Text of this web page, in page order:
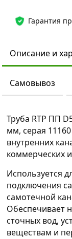
Гарантия
Описание и
Самовывоз
Труба RTP ПП
мм, серая
внутренних
коммерческих
Используется
подключения
самотечной
Обеспечивает
сточных вод,
веществам и